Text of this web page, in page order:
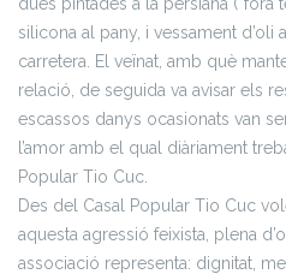
silicona al pany, i vessament d’oli
carretera. El veïnat, amb què
relació, de seguida va avisar els
escassos danys ocasionats van
l’amor amb el qual diàriament
Popular Tio Cuc.
Des del Casal Popular Tio Cuc
aquesta agressió feixista, plena
associació representa: dignitat,